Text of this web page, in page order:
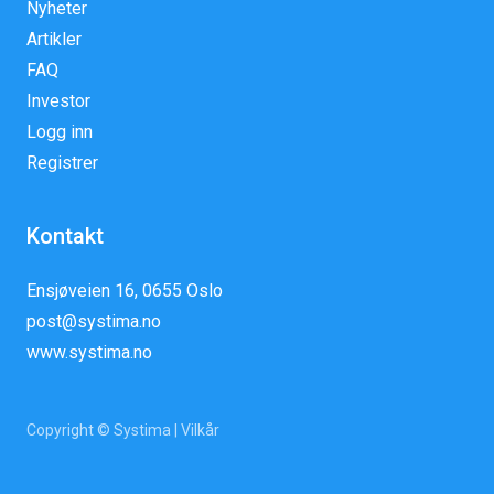
Nyheter
Artikler
FAQ
Investor
Logg inn
Registrer
Kontakt
Ensjøveien 16, 0655 Oslo
post@systima.no
www.systima.no
Copyright © Systima | Vilkår